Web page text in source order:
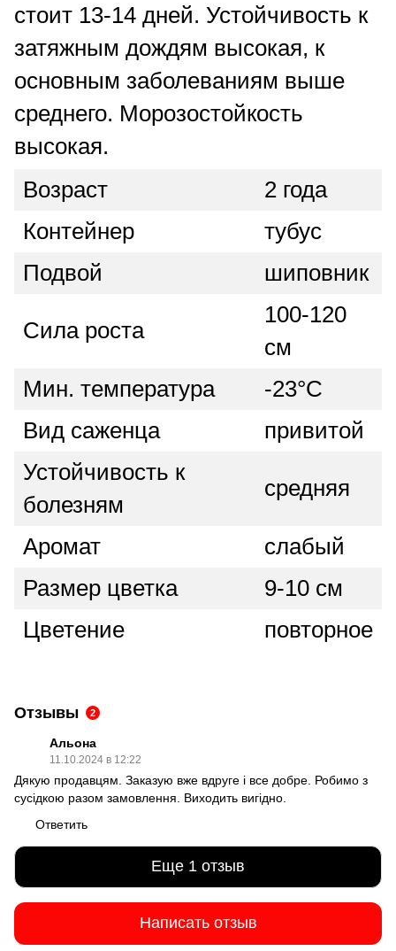
стоит 13-14 дней. Устойчивость к
затяжным дождям высокая, к
основным заболеваниям выше
среднего. Морозостойкость
высокая.
Возраст
2 года
Контейнер
тубус
Подвой
шиповник
Сила роста
100-120
см
Мин. температура
-23°C
Вид саженца
привитой
Устойчивость к
болезням
средняя
Аромат
слабый
Размер цветка
9-10 см
Цветение
повторное
Отзывы 2
Альона
11.10.2024 в 12:22
Дякую продавцям. Заказую вже вдруге і все добре. Робимо з
сусідкою разом замовлення. Виходить вигідно.
Ответить
Еще 1 отзыв
Написать отзыв